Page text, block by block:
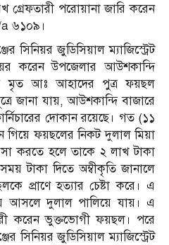
গ্রেফতারী পরোয়ানা জারি করেন
৬১০৯।
সিনিয়র জুডিসিয়াল ম্যাজিস্ট্রেট
করেন উপজেলার আউশকান্দি
মৃত আঃ আহাদের পুত্র ফয়ছল
জানা যায়, আউশকান্দি বাজারে
দোকান রয়েছে। গত (১১
গিয়ে ফয়ছলের নিকট দুলাল মিয়া
করতে হলে তাকে ২ লাখ টাকা
টাকা দিতে অম্বীকৃতি জানালে
প্রাণে হত্যার চেষ্টা করে। এ
আসলে দুলাল পালিয়ে যায়। এ
করেন ভুক্তভোগী ফয়ছল। পরে
সিনিয়র জুডিসিয়াল ম্যাজিস্ট্রেট